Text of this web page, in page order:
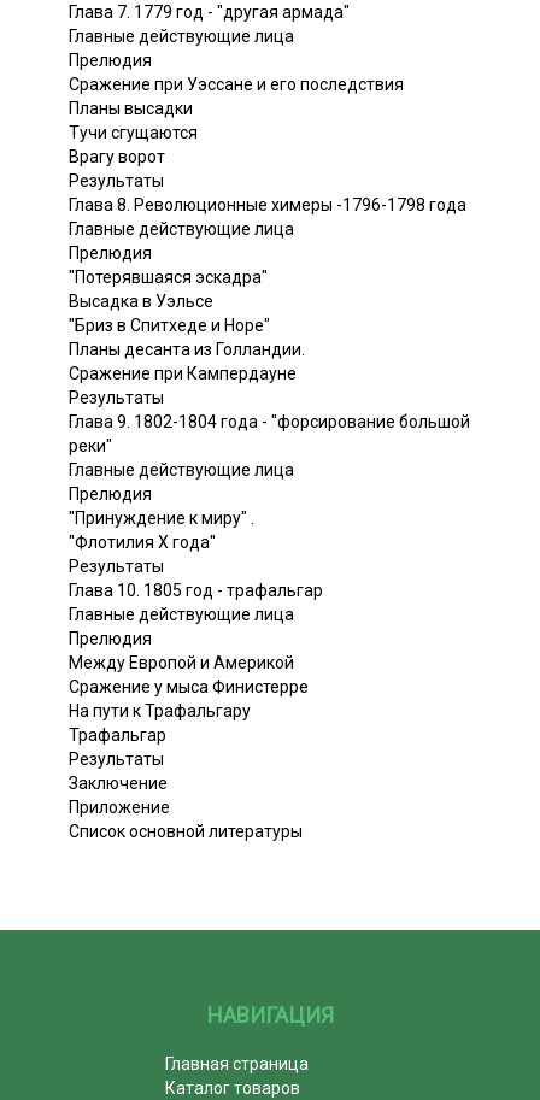
Глава 7. 1779 год - "другая армада"
Главные действующие лица
Прелюдия
Сражение при Уэссане и его последствия
Планы высадки
Тучи сгущаются
Врагу ворот
Результаты
Глава 8. Революционные химеры -1796-1798 года
Главные действующие лица
Прелюдия
"Потерявшаяся эскадра"
Высадка в Уэльсе
"Бриз в Спитхеде и Норе"
Планы десанта из Голландии.
Сражение при Кампердауне
Результаты
Глава 9. 1802-1804 года - "форсирование большой
реки"
Главные действующие лица
Прелюдия
"Принуждение к миру" .
"Флотилия X года"
Результаты
Глава 10. 1805 год - трафальгар
Главные действующие лица
Прелюдия
Между Европой и Америкой
Сражение у мыса Финистерре
На пути к Трафальгару
Трафальгар
Результаты
Заключение
Приложение
Список основной литературы
НАВИГАЦИЯ
Главная страница
Каталог товаров